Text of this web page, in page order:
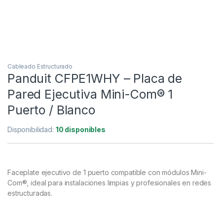
Cableado Estructurado
Panduit CFPE1WHY – Placa de
Pared Ejecutiva Mini-Com® 1
Puerto / Blanco
Disponibilidad: 10 disponibles
Faceplate ejecutivo de 1 puerto compatible con módulos Mini-
Com®, ideal para instalaciones limpias y profesionales en redes
estructuradas.